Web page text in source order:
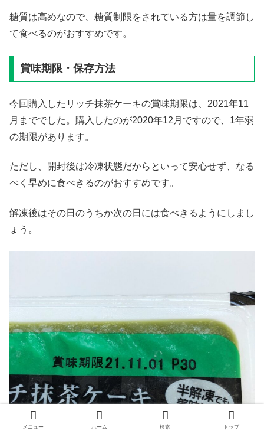
糖質は高めなので、糖質制限をされている方は量を調節し
て食べるのがおすすめです。
賞味期限・保存方法
今回購入したリッチ抹茶ケーキの賞味期限は、2021年11
月まででした。購入したのが2020年12月ですので、1年弱
の期限があります。
ただし、開封後は冷凍状態だからといって安心せず、なる
べく早めに食べきるのがおすすめです。
解凍後はその日のうちか次の日には食べきるようにしまし
ょう。
メニュー ホーム 検索 トップ